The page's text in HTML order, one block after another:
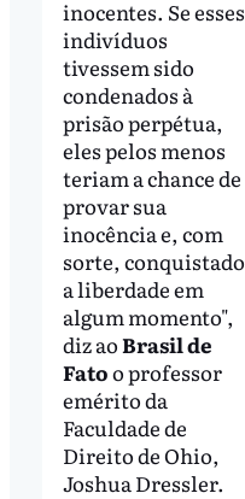
inocentes. Se esses
indivíduos
tivessem sido
condenados à
prisão perpétua,
eles pelos menos
teriam a chance de
provar sua
inocência e, com
sorte, conquistado
a liberdade em
algum momento",
diz aoBrasil de
Fatoo professor
emérito da
Faculdade de
Direito de Ohio,
Joshua Dressler.